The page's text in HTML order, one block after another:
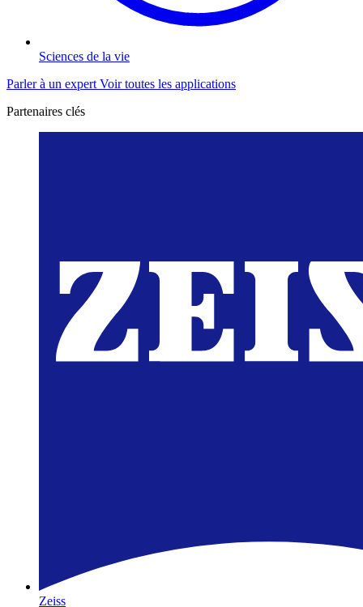
Sciences de la vie
Parler à un expert Voir toutes les applications
Partenaires clés
Zeiss